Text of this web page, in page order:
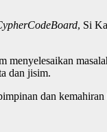
, Si
dan jisim.
dan